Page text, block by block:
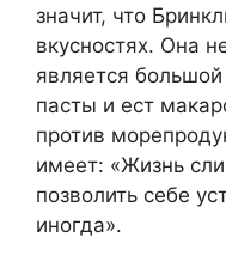
значит, что
вкусностях. Она
является
пасты и ест
против
имеет: «Жизнь
позволить себе
иногда».